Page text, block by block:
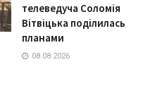
телеведуча Соломія
Вітвіцька поділилась
планами
08.08.2026